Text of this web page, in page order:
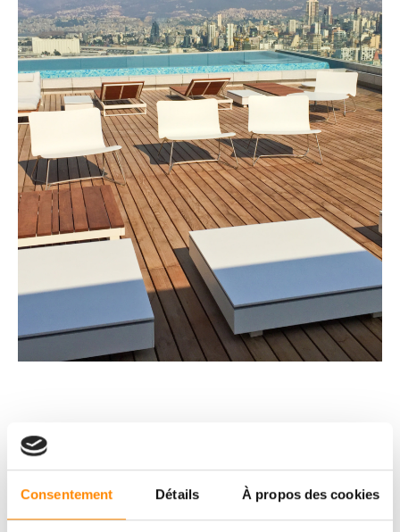
Consentement Détails À propos des cookies